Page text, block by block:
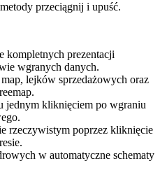
przeciągnij i upuść.
kompletnych prezentacji
wgranych danych.
lejków sprzedażowych oraz
jednym kliknięciem po wgraniu
rzeczywistym poprzez kliknięcie
w automatyczne schematy